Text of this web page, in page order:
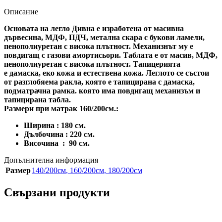
Описание
Основата на легло Дивна е изработена от масивна
дървесина, МДФ, ПДЧ, метална скара с букови ламели,
пенополиуретан с висока плътност. Механизнът му е
повдигащ с газови амортисьори. Таблата е от масив, МДФ,
пенополиуретан с висока плътност. Тапицерията
е дамаска, еко кожа и естествена кожа. Леглото се състои
от разглобяема ракла, която е тапицирана с дамаска,
подматрачна рамка. която има повдигащ механизъм и
тапицирана табла.
Размери при матрак 160/200см.:
Ширина : 180 см.
Дълбочина : 220 см.
Височина : 90 см.
Допълнителна информация
Размер140/200см, 160/200см, 180/200см
Свързани продукти